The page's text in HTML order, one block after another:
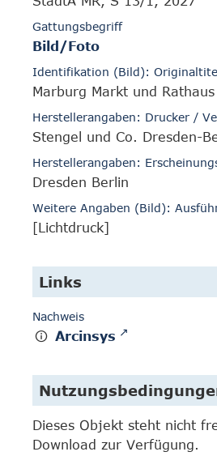
Gattungsbegriff
Bild/Foto
Identifikation (Bild):
Marburg Markt und Rathaus
Herstellerangaben: Drucker /
Stengel und Co. Dresden-
Herstellerangaben:
Dresden Berlin
Weitere Angaben (Bild):
[Lichtdruck]
Links
Nachweis
Arcinsys
Dieses Objekt steht nicht
Download zur Verfügung.